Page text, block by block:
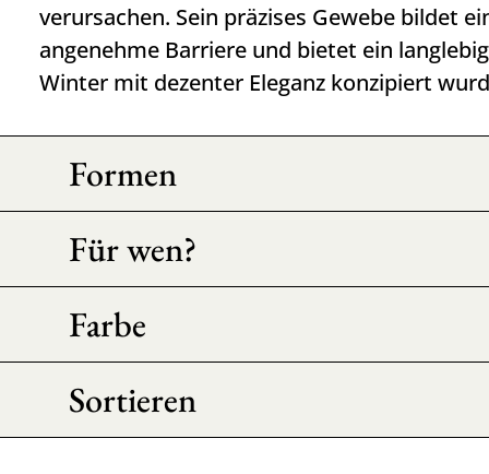
verursachen. Sein präzises Gewebe bildet
angenehme Barriere und bietet ein
Winter mit dezenter Eleganz konzipiert
Formen
Für wen?
Farbe
Sortieren